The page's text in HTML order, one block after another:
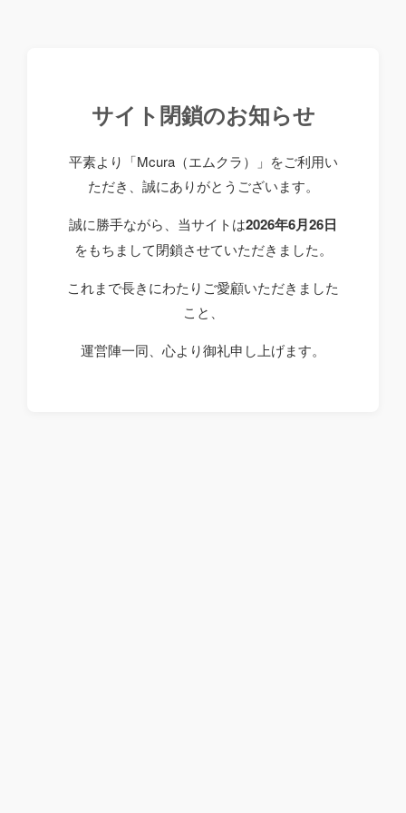
サイト閉鎖のお知らせ
平素より「Mcura（エムクラ）」をご利用い
ただき、誠にありがとうございます。
誠に勝手ながら、当サイトは2026年6月26日
をもちまして閉鎖させていただきました。
これまで長きにわたりご愛顧いただきました
こと、
運営陣一同、心より御礼申し上げます。